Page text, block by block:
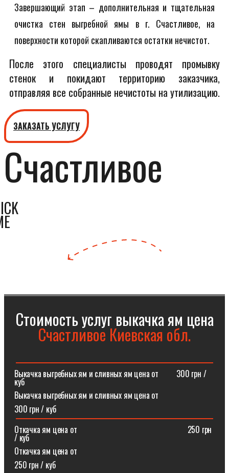
Завершающий этап – дополнительная и тщательная
очистка стен выгребной ямы в г. Счастливое, на
поверхности которой скапливаются остатки нечистот.
После этого специалисты проводят промывку
стенок и покидают территорию заказчика,
отправляя все собранные нечистоты на утилизацию.
ЗАКАЗАТЬ УСЛУГУ
Счастливое
Стоимость услуг выкачка ям цена
Счастливое Киевская обл.
Выкачка выгребных ям и сливных ям цена от⠀⠀⠀300 грн /
куб
Выкачка выгребных ям и сливных ям цена от
300 грн / куб
Откачка ям цена от ⠀⠀⠀⠀⠀⠀⠀⠀⠀⠀⠀⠀⠀⠀⠀⠀⠀⠀250 грн
/ куб
Откачка ям цена от
250 грн / куб